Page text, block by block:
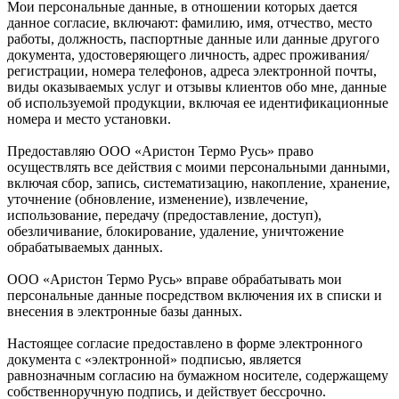
Мои персональные данные, в отношении которых дается
данное согласие, включают: фамилию, имя, отчество, место
работы, должность, паспортные данные или данные другого
документа, удостоверяющего личность, адрес проживания/
регистрации, номера телефонов, адреса электронной почты,
виды оказываемых услуг и отзывы клиентов обо мне, данные
об используемой продукции, включая ее идентификационные
номера и место установки.
Предоставляю ООО «Аристон Термо Русь» право
осуществлять все действия с моими персональными данными,
включая сбор, запись, систематизацию, накопление, хранение,
уточнение (обновление, изменение), извлечение,
использование, передачу (предоставление, доступ),
обезличивание, блокирование, удаление, уничтожение
обрабатываемых данных.
ООО «Аристон Термо Русь» вправе обрабатывать мои
персональные данные посредством включения их в списки и
внесения в электронные базы данных.
Настоящее согласие предоставлено в форме электронного
документа с «электронной» подписью, является
равнозначным согласию на бумажном носителе, содержащему
собственноручную подпись, и действует бессрочно.